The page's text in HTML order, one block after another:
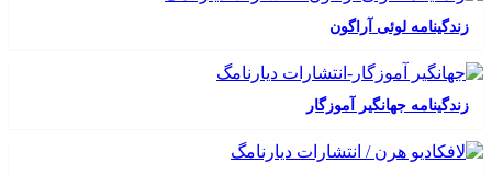
زندگینامه لوئی آراگون
زندگینامه جهانگیر آموزگار